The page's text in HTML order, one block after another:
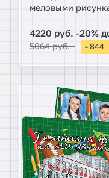
меловыми
которой
Фотограф
урока, в
4220 руб. -20%
5064 руб. - 844